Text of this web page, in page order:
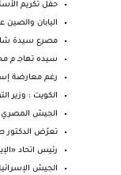
حفل تكريم
اليابان
مصرع سيدة
سيده تهاجـ م
رغم معارضة
الكويت : وزير
الجيش
تعرّض الدكتور
رئيس اتحاد
الجيش